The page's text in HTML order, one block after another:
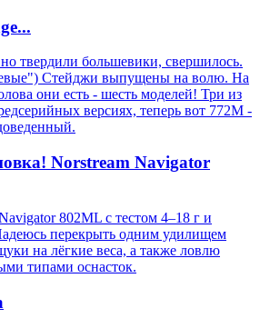
твердили большевики, свершилось.
Стейджи выпущены на волю. На
они есть - шесть моделей! Три из
версиях, теперь вот 772M -
Norstream Navigator
802ML с тестом 4–18 г и
перекрыть одним удилищем
на лёгкие веса, а также ловлю
типами оснасток.